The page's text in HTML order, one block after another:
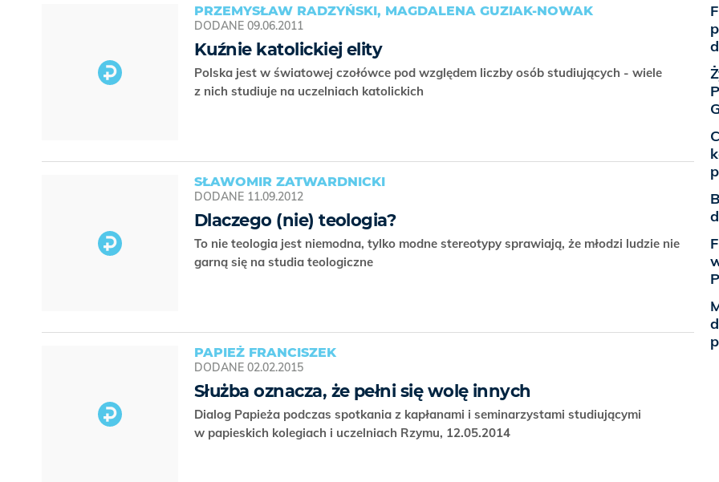
PRZEMYSŁAW RADZYŃSKI, MAGDALENA GUZIAK-NOWAK
DODANE 09.06.2011
Kuźnie katolickiej elity
Polska jest w światowej czołówce pod względem liczby osób studiujących - wiele
z nich studiuje na uczelniach katolickich
SŁAWOMIR ZATWARDNICKI
DODANE 11.09.2012
Dlaczego (nie) teologia?
To nie teologia jest niemodna, tylko modne stereotypy sprawiają, że młodzi ludzie nie
garną się na studia teologiczne
PAPIEŻ FRANCISZEK
DODANE 02.02.2015
Służba oznacza, że pełni się wolę innych
Dialog Papieża podczas spotkania z kapłanami i seminarzystami studiującymi
w papieskich kolegiach i uczelniach Rzymu, 12.05.2014